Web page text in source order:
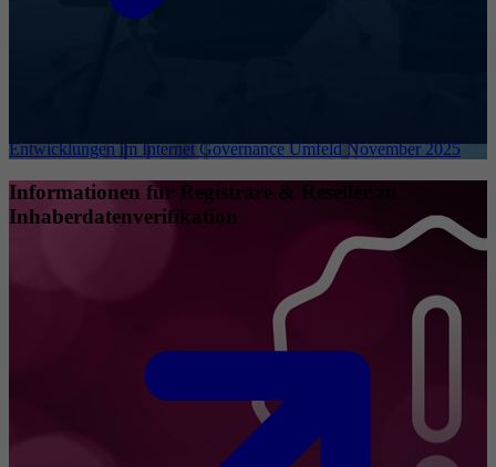
Entwicklungen im Internet Governance Umfeld November 2025
Informationen für Registrare & Reseller zu
Inhaberdatenverifikation